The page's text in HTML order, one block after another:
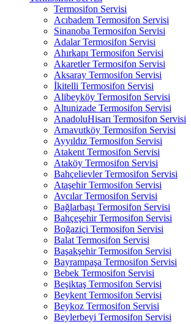
Termosifon Servisi
Acıbadem Termosifon Servisi
Sinanoba Termosifon Servisi
Adalar Termosifon Servisi
Ahırkapı Termosifon Servisi
Akaretler Termosifon Servisi
Aksaray Termosifon Servisi
İkitelli Termosifon Servisi
Alibeyköy Termosifon Servisi
Altunizade Termosifon Servisi
AnadoluHisarı Termosifon Servisi
Arnavutköy Termosifon Servisi
Ayyıldız Termosifon Servisi
Atakent Termosifon Servisi
Ataköy Termosifon Servisi
Bahçelievler Termosifon Servisi
Ataşehir Termosifon Servisi
Avcılar Termosifon Servisi
Bağlarbaşı Termosifon Servisi
Bahçeşehir Termosifon Servisi
Boğaziçi Termosifon Servisi
Balat Termosifon Servisi
Başakşehir Termosifon Servisi
Bayrampaşa Termosifon Servisi
Bebek Termosifon Servisi
Beşiktaş Termosifon Servisi
Beykent Termosifon Servisi
Beykoz Termosifon Servisi
Beylerbeyi Termosifon Servisi